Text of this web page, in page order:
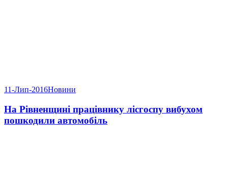
11-Лип-2016Новини
На Рівненщині працівнику лісгоспу вибухом
пошкодили автомобіль